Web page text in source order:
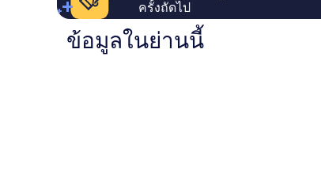
ครั้งถัดไป
ข้อมูลในย่านนี้